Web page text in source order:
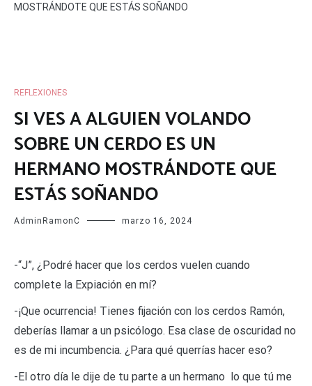
MOSTRÁNDOTE QUE ESTÁS SOÑANDO
REFLEXIONES
SI VES A ALGUIEN VOLANDO
SOBRE UN CERDO ES UN
HERMANO MOSTRÁNDOTE QUE
ESTÁS SOÑANDO
AdminRamonC marzo 16, 2024
-“J”, ¿Podré hacer que los cerdos vuelen cuando
complete la Expiación en mí?
-¡Que ocurrencia! Tienes fijación con los cerdos Ramón,
deberías llamar a un psicólogo. Esa clase de oscuridad no
es de mi incumbencia. ¿Para qué querrías hacer eso?
-El otro día le dije de tu parte a un hermano lo que tú me